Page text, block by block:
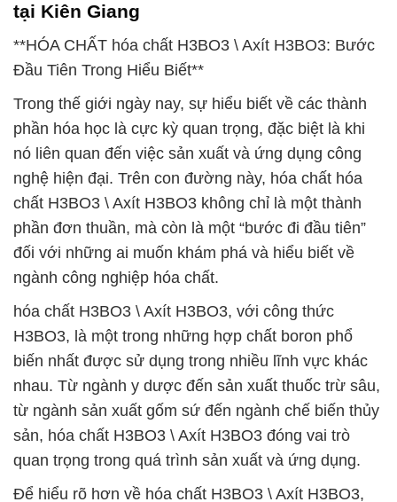
tại Kiên Giang
**HÓA CHẤT hóa chất H3BO3 \ Axít H3BO3: Bước
Đầu Tiên Trong Hiểu Biết**
Trong thế giới ngày nay, sự hiểu biết về các thành
phần hóa học là cực kỳ quan trọng, đặc biệt là khi
nó liên quan đến việc sản xuất và ứng dụng công
nghệ hiện đại. Trên con đường này, hóa chất hóa
chất H3BO3 \ Axít H3BO3 không chỉ là một thành
phần đơn thuần, mà còn là một “bước đi đầu tiên”
đối với những ai muốn khám phá và hiểu biết về
ngành công nghiệp hóa chất.
hóa chất H3BO3 \ Axít H3BO3, với công thức
H3BO3, là một trong những hợp chất boron phổ
biến nhất được sử dụng trong nhiều lĩnh vực khác
nhau. Từ ngành y dược đến sản xuất thuốc trừ sâu,
từ ngành sản xuất gốm sứ đến ngành chế biến thủy
sản, hóa chất H3BO3 \ Axít H3BO3 đóng vai trò
quan trọng trong quá trình sản xuất và ứng dụng.
Để hiểu rõ hơn về hóa chất H3BO3 \ Axít H3BO3,